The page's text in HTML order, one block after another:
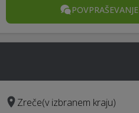
POVPRAŠEVANJE
Zreče(v izbranem kraju)